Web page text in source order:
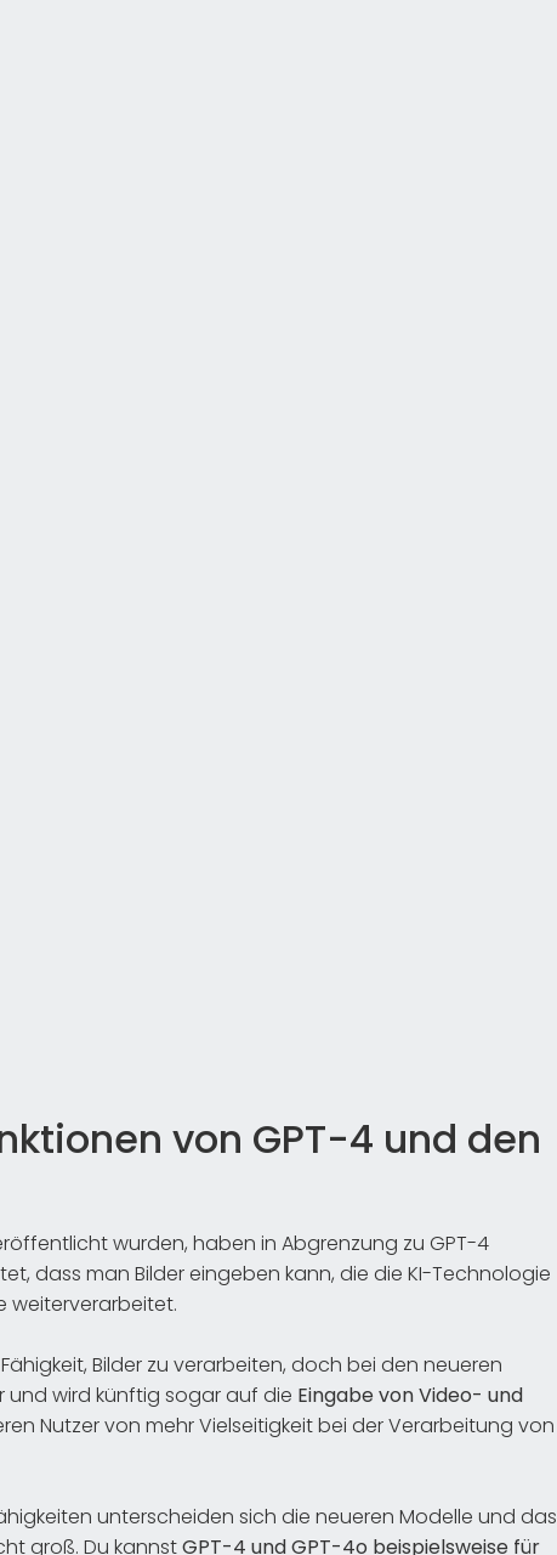
von GPT-4 und den
wurden, haben in Abgrenzung zu GPT-4
dass man Bilder eingeben kann, die die KI-Technologie
weiterverarbeitet.
Bilder zu verarbeiten, doch bei den neueren
und wird künftig sogar auf die Eingabe von Video- und
Nutzer von mehr Vielseitigkeit bei der Verarbeitung von
unterscheiden sich die neueren Modelle und das
groß. Du kannstGPT-4 und GPT-4o beispielsweise für